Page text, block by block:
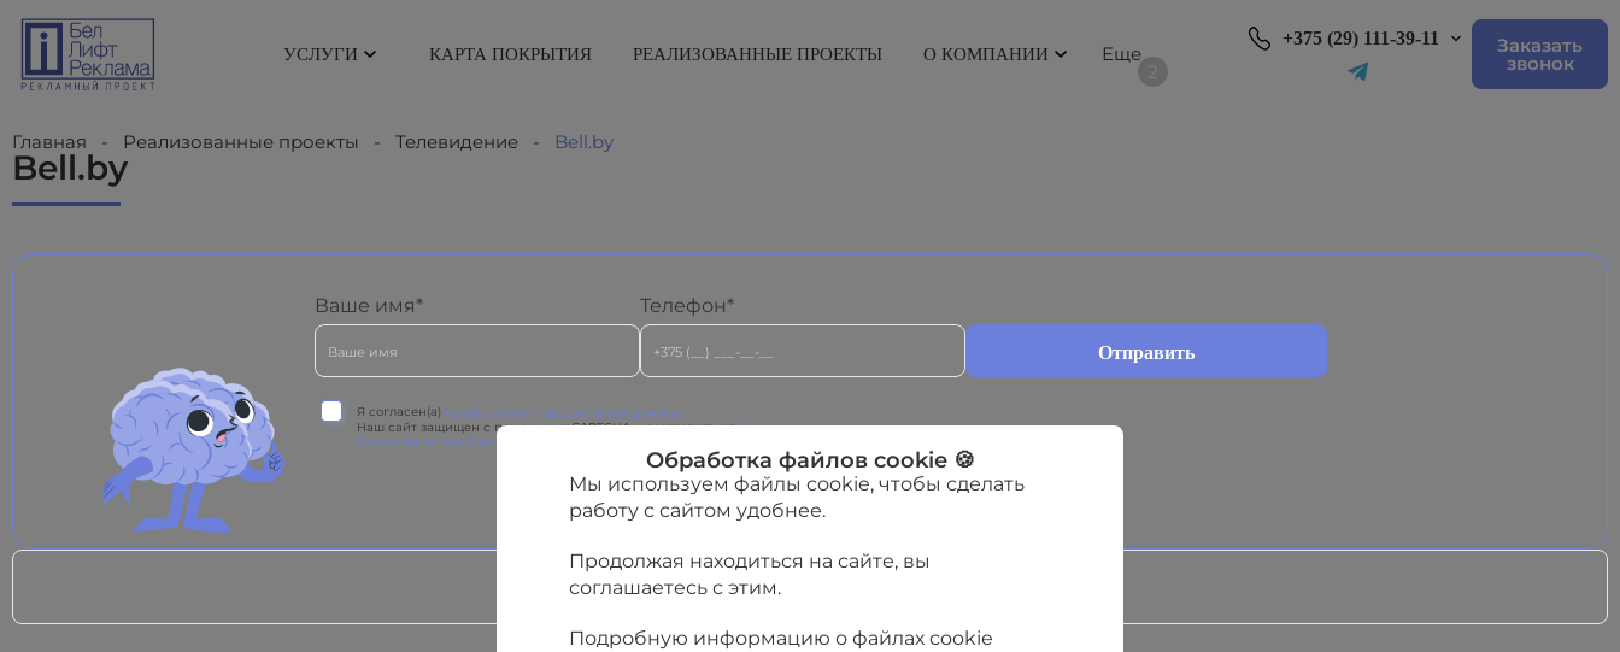
УСЛУГИ КАРТА ПОКРЫТИЯ РЕАЛИЗОВАННЫЕ ПРОЕКТЫ О КОМПАНИИ
+375 (29) 111-39-11 Заказать
звонок
Главная - Реализованные проекты - Телевидение - Bell.by
Bell.by
Ваше имя* Телефон*
Я согласен(а) на обработку персональных данных.
Наш сайт защищен с помощью reCAPTCHA и соответствуетПолитике конфиденциальностии
Условиям использования
Обработка файлов cookie 🍪
Мы используем файлы cookie, чтобы сделать
работу с сайтом удобнее.
Продолжая находиться на сайте, вы
соглашаетесь с этим.
Подробную информацию о файлах cookie